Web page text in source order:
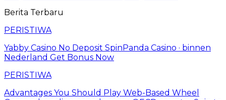
Berita Terbaru
PERISTIWA
Yabby Casino No Deposit SpinPanda Casino · binnen
Nederland Get Bonus Now
PERISTIWA
Advantages You Should Play Web-Based Wheel